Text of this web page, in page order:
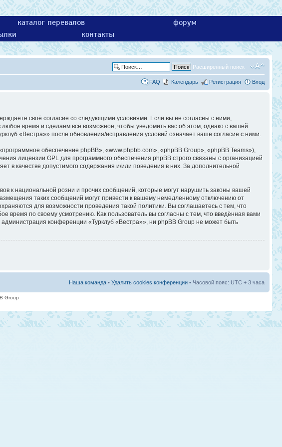
каталог перевалов
форум
контакты
Расширенный поиск
FAQ Календарь Регистрация Вход
своё согласие со следующими условиями. Если вы не согласны с ними,
время и сделаем всё возможное, чтобы уведомить вас об этом, однако с вашей
«Вестра»» после обновления/исправления условий означает ваше согласие с ними.
обеспечение phpBB», «www.phpbb.com», «phpBB Group», «phpBB Teams»),
лицензии GPL для программного обеспечения phpBB строго связаны с организацией
в качестве допустимого содержания и/или поведения в них. За дополнительной
к национальной розни и прочих сообщений, которые могут нарушить законы вашей
таких сообщений могут привести к вашему немедленному отключению от
для возможности проведения такой политики. Вы соглашаетесь с тем, что
время по своему усмотрению. Как пользователь вы согласны с тем, что введённая вами
конференции «Турклуб «Вестра»», ни phpBB Group не может быть
Наша команда • Удалить cookies конференции • Часовой пояс: UTC + 3 часа
Group